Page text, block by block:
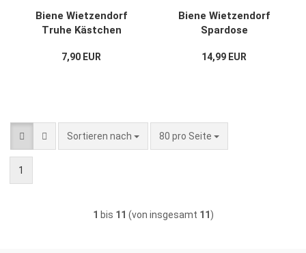
Biene Wietzendorf
Truhe Kästchen
Nr.4
7,90 EUR
Biene Wietzendorf
Spardose
Sparbüchse NEU
14,99 EUR
Sortieren nach
Sortieren nach 80 pro Seite
pro Seite
1
1 bis 11 (von insgesamt 11 )